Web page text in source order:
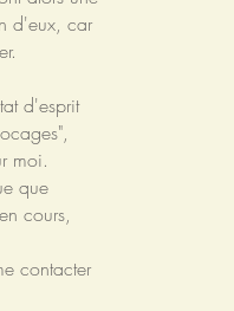
d'eux, car
d'esprit
moi.
que
cours,
contacter